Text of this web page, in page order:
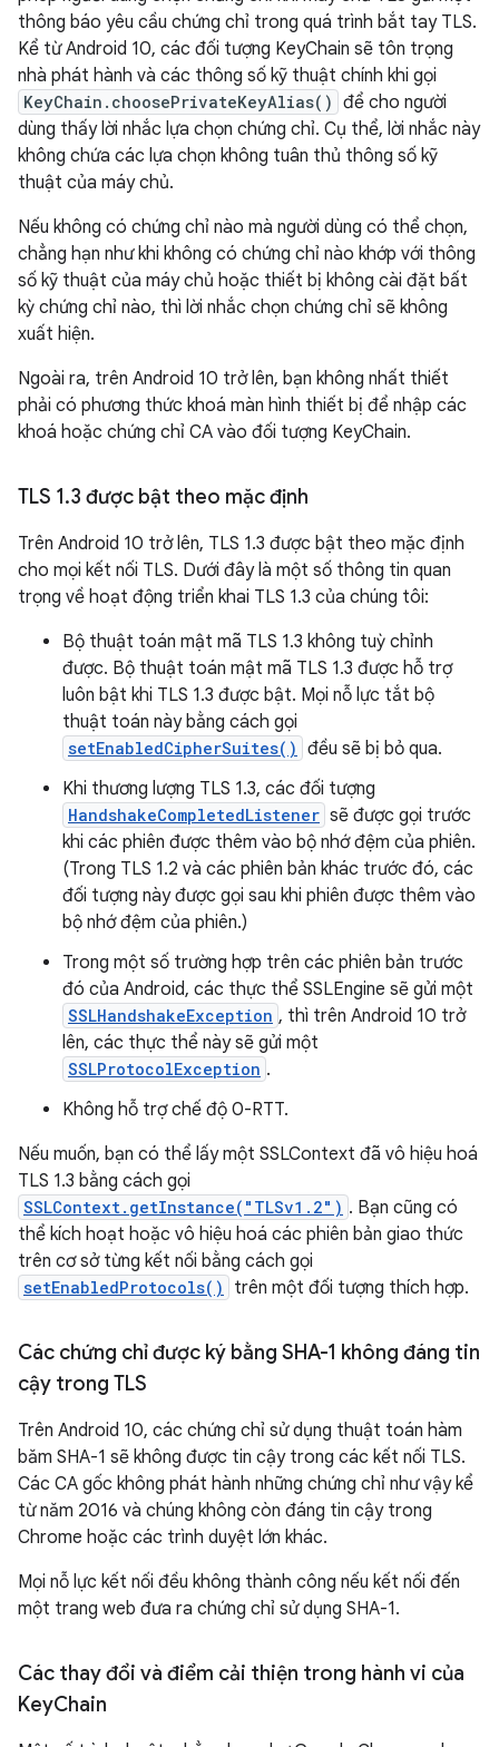
thông báo yêu cầu chứng chỉ trong quá trình bắt tay TLS.
Kể từ Android 10, các đối tượng KeyChain sẽ tôn trọng
nhà phát hành và các thông số kỹ thuật chính khi gọi
KeyChain.choosePrivateKeyAlias() để cho người
dùng thấy lời nhắc lựa chọn chứng chỉ. Cụ thể, lời nhắc này
không chứa các lựa chọn không tuân thủ thông số kỹ
thuật của máy chủ.
Nếu không có chứng chỉ nào mà người dùng có thể chọn,
chẳng hạn như khi không có chứng chỉ nào khớp với thông
số kỹ thuật của máy chủ hoặc thiết bị không cài đặt bất
kỳ chứng chỉ nào, thì lời nhắc chọn chứng chỉ sẽ không
xuất hiện.
Ngoài ra, trên Android 10 trở lên, bạn không nhất thiết
phải có phương thức khoá màn hình thiết bị để nhập các
khoá hoặc chứng chỉ CA vào đối tượng KeyChain.
TLS 1.3 được bật theo mặc định
Trên Android 10 trở lên, TLS 1.3 được bật theo mặc định
cho mọi kết nối TLS. Dưới đây là một số thông tin quan
trọng về hoạt động triển khai TLS 1.3 của chúng tôi:
Bộ thuật toán mật mã TLS 1.3 không tuỳ chỉnh
được. Bộ thuật toán mật mã TLS 1.3 được hỗ trợ
luôn bật khi TLS 1.3 được bật. Mọi nỗ lực tắt bộ
thuật toán này bằng cách gọi
setEnabledCipherSuites() đều sẽ bị bỏ qua.
Khi thương lượng TLS 1.3, các đối tượng
HandshakeCompletedListener sẽ được gọi trước
khi các phiên được thêm vào bộ nhớ đệm của phiên.
(Trong TLS 1.2 và các phiên bản khác trước đó, các
đối tượng này được gọi sau khi phiên được thêm vào
bộ nhớ đệm của phiên.)
Trong một số trường hợp trên các phiên bản trước
đó của Android, các thực thể SSLEngine sẽ gửi một
SSLHandshakeException , thì trên Android 10 trở
lên, các thực thể này sẽ gửi một
SSLProtocolException .
Không hỗ trợ chế độ 0-RTT.
Nếu muốn, bạn có thể lấy một SSLContext đã vô hiệu hoá
TLS 1.3 bằng cách gọi
SSLContext.getInstance("TLSv1.2") . Bạn cũng có
thể kích hoạt hoặc vô hiệu hoá các phiên bản giao thức
trên cơ sở từng kết nối bằng cách gọi
setEnabledProtocols() trên một đối tượng thích hợp.
Các chứng chỉ được ký bằng SHA-1 không đáng tin
cậy trong TLS
Trên Android 10, các chứng chỉ sử dụng thuật toán hàm
băm SHA-1 sẽ không được tin cậy trong các kết nối TLS.
Các CA gốc không phát hành những chứng chỉ như vậy kể
từ năm 2016 và chúng không còn đáng tin cậy trong
Chrome hoặc các trình duyệt lớn khác.
Mọi nỗ lực kết nối đều không thành công nếu kết nối đến
một trang web đưa ra chứng chỉ sử dụng SHA-1.
Các thay đổi và điểm cải thiện trong hành vi của
KeyChain